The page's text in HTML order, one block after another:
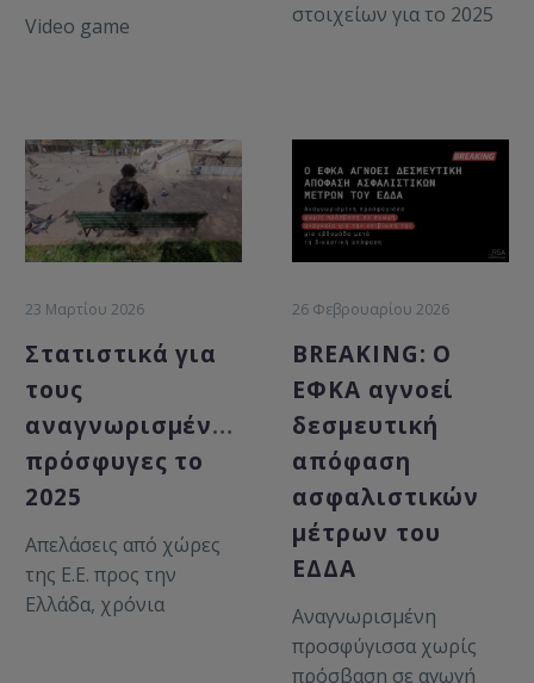
Video game
στοιχείων για το 2025
23 Μαρτίου 2026
Στατιστικά για
τους
αναγνωρισμένους
πρόσφυγες το
2025
Απελάσεις από χώρες
της Ε.Ε. προς την
Ελλάδα, χρόνια
26 Φεβρουαρίου 2026
BREAKING: Ο
ΕΦΚΑ αγνοεί
δεσμευτική
απόφαση
ασφαλιστικών
μέτρων του
ΕΔΔΑ
Αναγνωρισμένη
προσφύγισσα χωρίς
πρόσβαση σε αγωγή